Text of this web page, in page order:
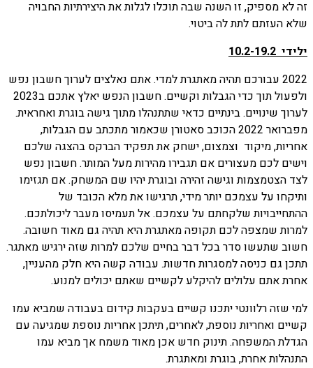
זה לא מספיק, זו השנה שבה תוכלו לגלות את היצירתיות החבויה
שלא העזתם לתת לה ביטוי.
ילידי 10.2-19.2
2022 עבורכם תהיה מאתגרת למדי. אתם נאלצים לערוך חשבון נפש
ולפעול תוך כדי הגבלות וקשיים. חשבון הנפש יאלץ אתכם ב2023
לערוך שינויים. בינתיים כדאי שתתנהלו מתוך גישה בוגרת ואחראית.
מפברואר 2022 הכוכב סאטורן שכאמור מתכתב עם הגבלות,
אחריות, מיקוד וצמצום, ישחק את תפקיד הברקס בהצגה שלכם
וישים לכם מעצורים אם תגבירו מהירות מעל המותר. חשבון נפש
לצד הצטמצמות וגישה זהירה ובוגרת יהיו שם המשחק. אם תגזימו
ותיקחו על עצמכם יותר מידי, תרגישו את מלא הכובד של
ההתחייבויות שלקחתם על עצמכם. אל תעמיסו מעבר ליכולתכם.
למרות שמצפה לכם תקופה מאתגרת היא תהיה גם מאוד חשובה.
חשוב שתעשו סדר בכל דבר בחיים שלכם למרות שזה ירגיש מאתגר.
תתכן גם כניסה למסגרות חדשות. עבודה קשה היא חלק מהעניין,
אחרת אתם עלולים להיקלע לקשיים שאתם יכולים למנוע.
למי שזה רלוונטי יתכנו קשיים בעקבות קידום בעבודה שמביא עמו
קשיים ואחריות נוספת, לאחרים, תיתכן אחריות נוספת שמגיעה עם
הגדלת המשפחה. תינוק חדש אכן מאוד משמח אך מביא עמו
התנהלות אחרת, בוגרת ומאתגרת.